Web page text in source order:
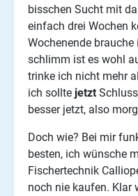
bisschen Sucht mit
einfach drei Wochen
Wochenende
schlimm ist es wohl
trinke ich nicht mehr
ich sollte jetzt
besser jetzt, also
Doch wie? Bei mir
besten, ich wünsche
Fischertechnik
noch nie kaufen. Klar